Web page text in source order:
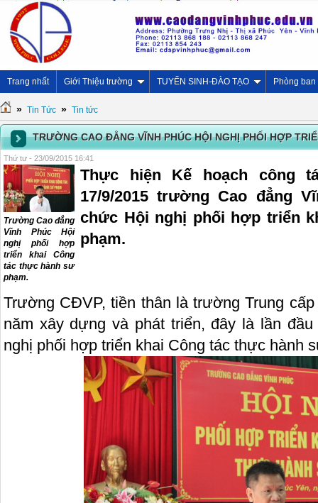
Trang nhất Giới Thiệu trường TUYỂN SINH-ĐÀO TẠO Phòng ban
» Tin Tức » Tin tức
TRƯỜNG CAO ĐẲNG VĨNH PHÚC HỘI NGHỊ PHỐI HỢP
Thứ tư - 23/09/2015 16:41
Trường Cao đẳng
Vĩnh Phúc Hội
nghị phối hợp
triển khai Công
tác thực hành sư
phạm.
Thực hiện Kế hoạch công
17/9/2015 trường Cao đẳng
chức Hội nghị phối hợp triển
phạm.
Trường CĐVP, tiền thân là trường Trung
năm xây dựng và phát triển, đây là lần
nghị phối hợp triển khai Công tác thực hành